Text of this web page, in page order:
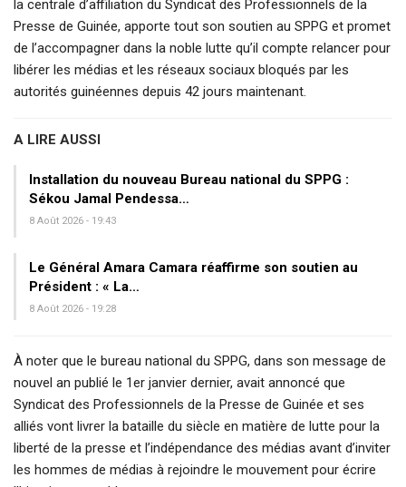
la centrale d’affiliation du Syndicat des Professionnels de la
Presse de Guinée, apporte tout son soutien au SPPG et promet
de l’accompagner dans la noble lutte qu’il compte relancer pour
libérer les médias et les réseaux sociaux bloqués par les
autorités guinéennes depuis 42 jours maintenant.
A LIRE AUSSI
Installation du nouveau Bureau national du SPPG :
Sékou Jamal Pendessa…
8 Août 2026 - 19:43
Le Général Amara Camara réaffirme son soutien au
Président : « La…
8 Août 2026 - 19:28
À noter que le bureau national du SPPG, dans son message de
nouvel an publié le 1er janvier dernier, avait annoncé que
Syndicat des Professionnels de la Presse de Guinée et ses
alliés vont livrer la bataille du siècle en matière de lutte pour la
liberté de la presse et l’indépendance des médias avant d’inviter
les hommes de médias à rejoindre le mouvement pour écrire